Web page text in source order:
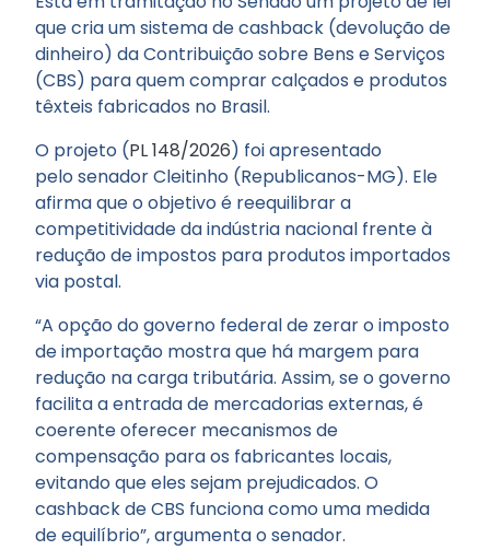
que cria um sistema de cashback (devolução de
dinheiro) da Contribuição sobre Bens e Serviços
(CBS) para quem comprar calçados e produtos
têxteis fabricados no Brasil.
O projeto (PL 148/2026) foi apresentado
pelo senador Cleitinho (Republicanos-MG). Ele
afirma que o objetivo é reequilibrar a
competitividade da indústria nacional frente à
redução de impostos para produtos importados
via postal.
“A opção do governo federal de zerar o imposto
de importação mostra que há margem para
redução na carga tributária. Assim, se o governo
facilita a entrada de mercadorias externas, é
coerente oferecer mecanismos de
compensação para os fabricantes locais,
evitando que eles sejam prejudicados. O
cashback de CBS funciona como uma medida
de equilíbrio”, argumenta o senador.